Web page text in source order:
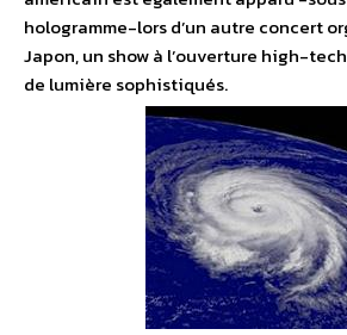
hologramme-lors d’un autre concert
Japon, un show à l’ouverture high-
de lumière sophistiqués.